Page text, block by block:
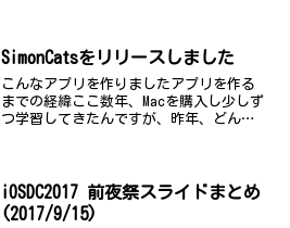
SimonCatsをリリースしました
こんなアプリを作りましたアプリを作る
までの経緯ここ数年、Macを購入し少しず
つ学習してきたんですが、昨年、どんな
た。いろいろな...
iOSDC2017 前夜祭スライドまとめ
(2017/9/15)